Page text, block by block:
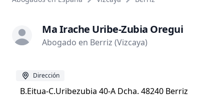
Ma Irache Uribe-Zubia Oregui
Abogado en Berriz (Vizcaya)
Dirección
B.Eitua-C.Uribezubia 40-A Dcha. 48240 Berriz